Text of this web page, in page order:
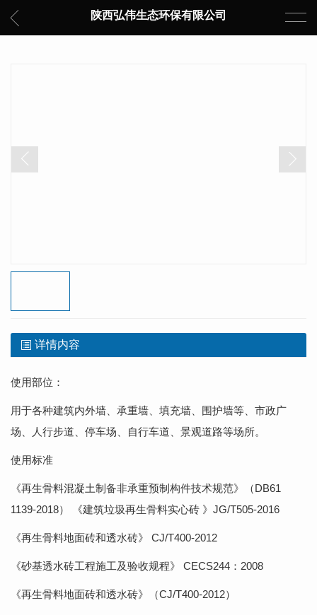
陕西弘伟生态环保有限公司
详情内容
使用部位：
用于各种建筑内外墙、承重墙、填充墙、围护墙等、市政广
场、人行步道、停车场、自行车道、景观道路等场所。
使用标准
《再生骨料混凝土制备非承重预制构件技术规范》（DB61
1139-2018） 《建筑垃圾再生骨料实心砖 》JG/T505-2016
《再生骨料地面砖和透水砖》 CJ/T400-2012
《砂基透水砖工程施工及验收规程》 CECS244：2008
《再生骨料地面砖和透水砖》（CJ/T400-2012）